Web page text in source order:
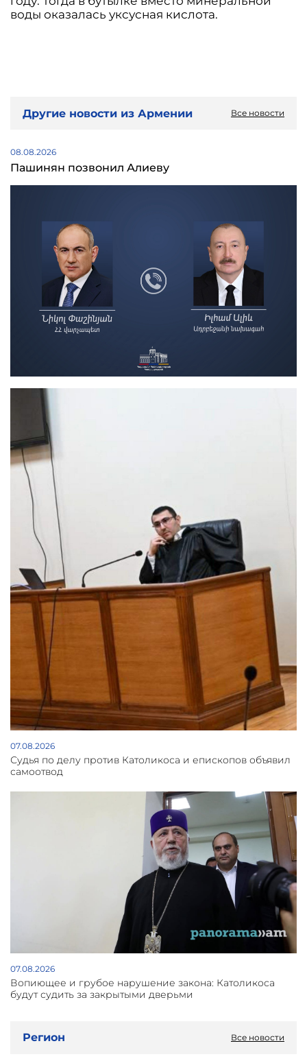
воды оказалась уксусная кислота.
Другие новости из Армении Все новости
08.08.2026
Пашинян позвонил Алиеву
07.08.2026
Судья по делу против Католикоса и епископов объявил
самоотвод
07.08.2026
Вопиющее и грубое нарушение закона: Католикоса
будут судить за закрытыми дверьми
Регион Все новости